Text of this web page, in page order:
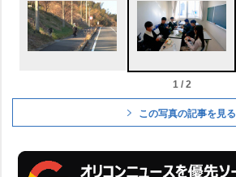
1 / 2
この写真の記事を見る